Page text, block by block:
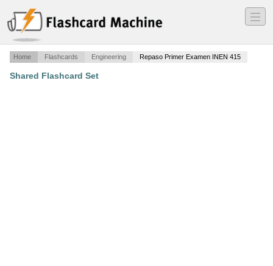
―
―
―
Home Flashcards Engineering Repaso Primer Examen INEN 415
Shared Flashcard Set